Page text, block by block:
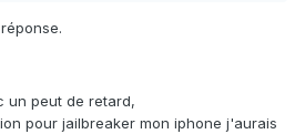
un peut de retard,
pour jailbreaker mon iphone j'aurais